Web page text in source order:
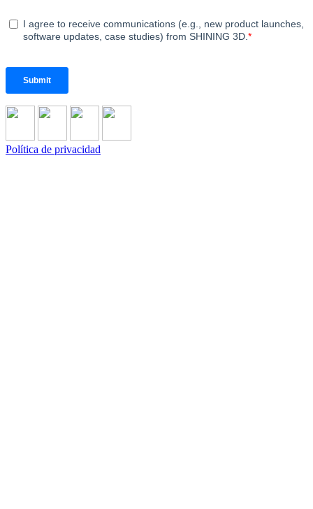
Política de privacidad